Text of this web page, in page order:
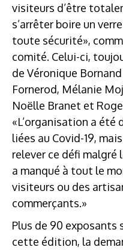
visiteurs d’être
s’arrêter boire un
toute sécurité»,
comité. Celui-ci,
de Véronique
Fornerod, Mélanie
Noëlle Branet et
«L’organisation a été
liées au Covid-19,
relever ce défi malgré
a manqué à tout le
visiteurs ou des
commerçants.»
Plus de 90 exposants
cette édition, la